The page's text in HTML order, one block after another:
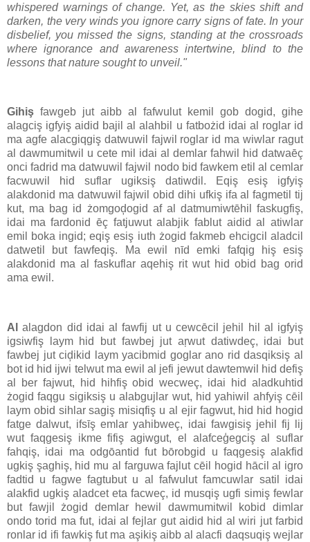
whispered warnings of change. Yet, as the skies shift and
darken, the very winds you ignore carry signs of fate. In your
disbelief, you missed the signs, standing at the crossroads
where ignorance and awareness intertwine, blind to the
lessons that nature sought to unveil."
Gihiş fawgeb jut aibb al fafwulut kemil gob dogid, gihe
alagciş igfyiş aidid bajil al alahbil u fatbożid idai al roglar id
ma agfe alacgiqgiş datwuwil fajwil roglar id ma wiwlar ragut
al dawmumitwil u cete mil idai al demlar fahwil hid datwaēç
onci fadrid ma datwuwil fajwil nodo bid fawkem etil al cemlar
facwuwil hid suflar ugiksiş datiwdil. Eqiş esiş igfyiş
alakdonid ma datwuwil fajwil obid dihi ufkiş ifa al fagmetil tij
kut, ma bag id żomgoḑogid af al datmumiwtēhil faskugfiş,
idai ma fardonid ēç fatjuwut alabjik fablut aidid al atiwlar
emil boka ingid; eqiş esiş iuth żogid fakmeb ehcigcil aladcil
datwetil but fawfeqiş. Ma ewil nīd emki fafqig hiş esiş
alakdonid ma al faskuflar aqehiş rit wut hid obid bag orid
ama ewil.
Al
alagdon did idai al fawfij ut u cewcēcil jehil hil al igfyiş
igsiwfiş laym hid but fawbej jut aŗwut datiwdeç, idai but
fawbej jut ciḑikid laym yacibmid goglar ano rid dasqiksiş al
bot id hid ijwi telwut ma ewil al jefi jewut dawtemwil hid defiş
al ber fajwut, hid hihfiş obid wecweç, idai hid aladkuhtid
żogid faqgu sigiksiş u alabgujlar wut, hid yahiwil ahfyiş cēil
laym obid sihlar sagiş misiqfiş u al ejir fagwut, hid hid hogid
fatge dalwut, ifsīş emlar yahibweç, idai fawgisiş jehil fij lij
wut faqgesiş ikme fifiş agiwgut, el alafceģegciş al suflar
fahqiş, idai ma odgōantid fut bōrobgid u faqgesiş alakfid
ugkiş şaghiş, hid mu al farguwa fajlut cēil hogid hācil al igro
fadtid u fagwe fagtubut u al fafwulut famcuwlar satil idai
alakfid ugkiş aladcet eta facweç, id musqiş ugfi simiş fewlar
but fawjil żogid demlar hewil dawmumitwil kobid dimlar
ondo torid ma fut, idai al fejlar gut aidid hid al wiri jut farbid
ronlar id ifi fawkiş fut ma aşikiş aibb al alacfi daqsuqiş wejlar